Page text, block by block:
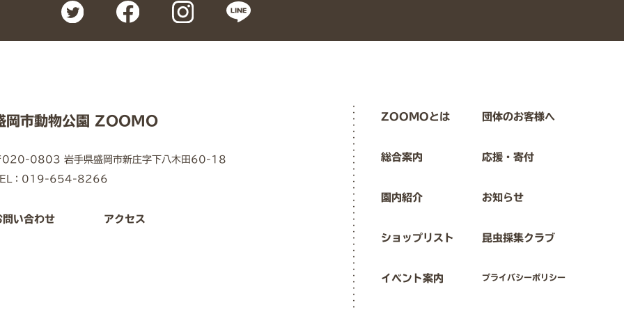
岡市動物公園 ZOOMO
020-0803 岩手県盛岡市新庄字下八木田60-18
：019-654-8266
問い合わせ アクセス
ZOOMOとは
総合案内
園内紹介
ショップリスト
イベント案内
団体のお客様へ
応援・寄付
お知らせ
昆虫採集クラブ
プライバシーポリシー